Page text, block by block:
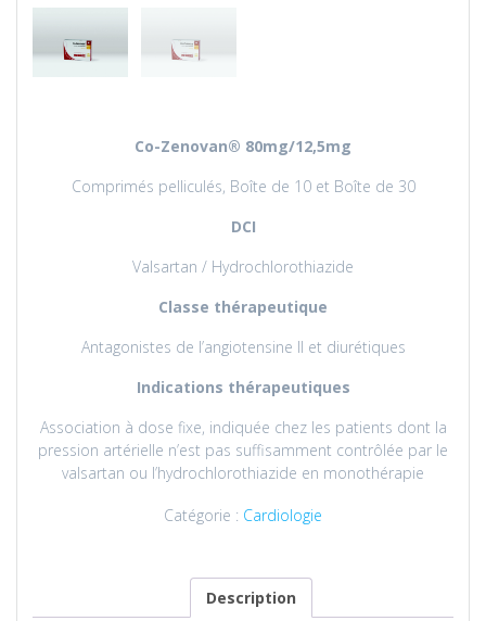
Co-Zenovan® 80mg/12,5mg
Comprimés pelliculés, Boîte de 10 et Boîte de 30
DCI
Valsartan / Hydrochlorothiazide
Classe thérapeutique
Antagonistes de l’angiotensine II et diurétiques
Indications thérapeutiques
Association à dose fixe, indiquée chez les patients dont la
pression artérielle n’est pas suffisamment contrôlée par le
valsartan ou l’hydrochlorothiazide en monothérapie
Catégorie : Cardiologie
Description